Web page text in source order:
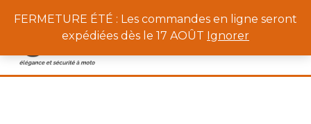
FERMETURE ÉTÉ : Les commandes en ligne seront
expédiées dès le 17 AOÛT Ignorer